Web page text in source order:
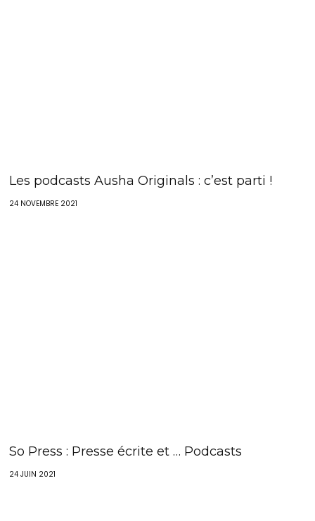
Les podcasts Ausha Originals : c’est parti !
24 NOVEMBRE 2021
So Press : Presse écrite et … Podcasts
24 JUIN 2021